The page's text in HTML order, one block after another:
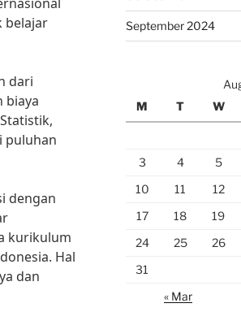
belajar
dari
biaya
puluhan
dengan
kurikulum
Hal
dan
September 2024
M
T W
3
4 5
10
11 12
17
18 19
24
25 26
31
« Mar